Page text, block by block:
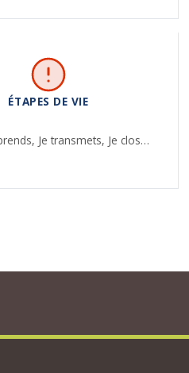
ÉTAPES DE VIE
Je transmets, Je clos…